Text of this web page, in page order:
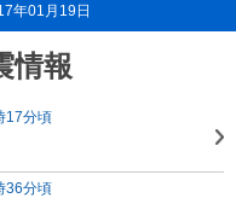
年01月19日
情報
17分頃
36分頃